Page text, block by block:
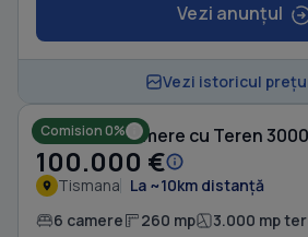
Vezi anunțul
Vezi istoricul
Comision 0%
Casă cu 6 camere cu Teren
100.000 €
Tismana La ~10km distanță
6 camere 260 mp 3.000 mp